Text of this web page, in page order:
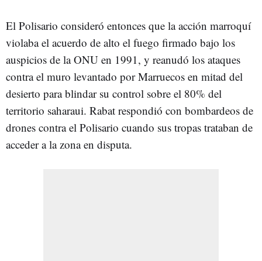
El Polisario consideró entonces que la acción marroquí
violaba el acuerdo de alto el fuego firmado bajo los
auspicios de la ONU en 1991, y reanudó los ataques
contra el muro levantado por Marruecos en mitad del
desierto para blindar su control sobre el 80% del
territorio saharaui. Rabat respondió con bombardeos de
drones contra el Polisario cuando sus tropas trataban de
acceder a la zona en disputa.